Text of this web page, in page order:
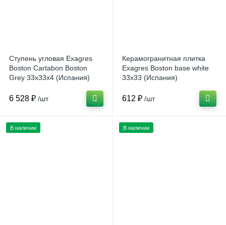
Ступень угловая Exagres
Boston Cartabon Boston
Grey 33x33x4 (Испания)
6 528 ₽ /шт
Керамогранитная плитка
Exagres Boston base white
33x33 (Испания)
612 ₽ /шт
В наличии В наличии